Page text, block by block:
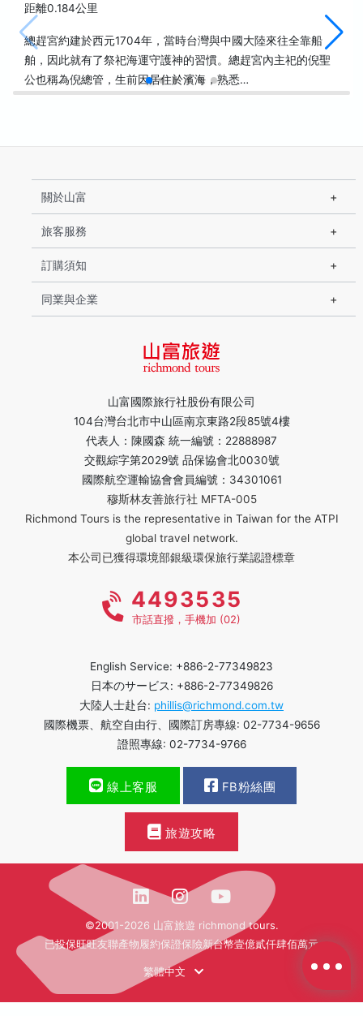
距離0.184公里
總趕宮約建於西元1704年，當時台灣與中國大陸來往全靠船
舶，因此就有了祭祀海運守護神的習慣。總趕宮內主祀的倪聖
公也稱為倪總管，生前因居住於濱海，熟悉…
山富國際旅行社股份有限公司
104台灣台北市中山區南京東路2段85號4樓
代表人：陳國森 統一編號：22888987
交觀綜字第2029號 品保協會北0030號
國際航空運輸協會會員編號：34301061
穆斯林友善旅行社 MFTA-005
Richmond Tours is the representative in Taiwan for the ATPI
global travel network.
本公司已獲得環境部銀級環保旅行業認證標章
關於山富
旅客服務
訂購須知
同業與企業
4493535
市話直撥，手機加 (02)
English Service: +886-2-77349823
日本のサービス: +886-2-77349826
大陸人士赴台: phillis@richmond.com.tw
國際機票、航空自由行、國際訂房專線: 02-7734-9656
證照專線: 02-7734-9766
線上客服 FB粉絲團
旅遊攻略
©2001-2026 山富旅遊 richmond tours.
已投保旺旺友聯產物履約保證保險新台幣壹億貳仟肆佰萬元
繁體中文